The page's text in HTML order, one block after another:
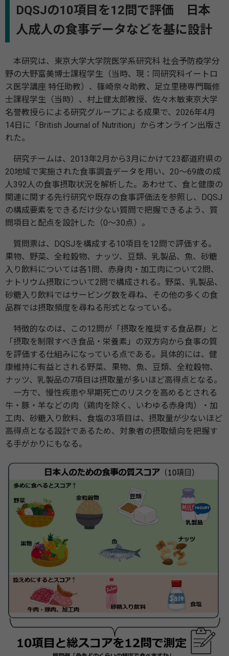
DQSJの10項目を12問で評価 日本
人成人の食事データなどを基に設計
本研究は、東京大学大学院医学系研究科 社会予防疫学分
野の大野富美博士課程学生（当時、現：同研究科イートロ
ス医学講座 特任助教）、篠崎奈々助教、足立里穂専門職修
士課程学生（当時）、村上健太郎教授、佐々木敏東京大学
名誉教授らによる研究グループによる成果で、2026年4月
14日に「British Journal of Nutrition」からオンライン出版さ
れた。
研究チームは、2013年2月から3月にかけて23都道府県の
20地域で実施された食事調査データを用い、20～69歳の成
人392人の食事摂取状況を解析した。あわせて、食と健康の
関連に関する先行研究や既存の食事評価法を参照し、DQSJ
の構成要素をできるだけ少ない質問で把握できるよう、質
問項目と配点を設計した（0～30点）。
質問票は、DQSJを構成する10項目を12問で評価する。
果物、野菜、全粒穀物、ナッツ、豆類、乳製品、魚、砂糖
入り飲料については各1問、赤身肉・加工肉について2問、
ナトリウム摂取について2問で構成される。野菜、乳製品、
砂糖入り飲料ではサービング数を尋ね、その他の多くの食
品群では摂取頻度を尋ねる形式となっている。
特徴的なのは、この12問が「摂取を推奨する食品群」と
「摂取を制限すべき食品・栄養素」の双方向から食事の質
を評価する仕組みになっている点である。具体的には、健
康維持に有益とされる野菜、果物、魚、豆類、全粒穀物、
ナッツ、乳製品の7項目は摂取量が多いほど高得点となる。
一方で、慢性疾患や早期死亡のリスクを高めるとされる
牛・豚・羊などの肉（鶏肉を除く、いわゆる赤身肉）・加
工肉、砂糖入り飲料、食塩の3項目は、摂取量が少ないほど
高得点となる設計であるため、対象者の摂取傾向を把握す
る手がかりにもなる。